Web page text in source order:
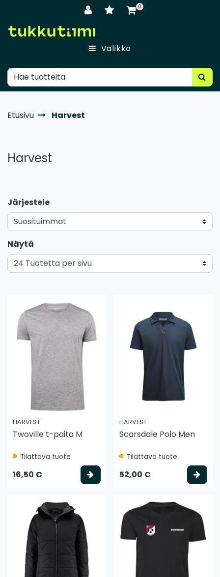
0
Valikko
Etusivu Harvest
Harvest
Järjestele
Näytä
HARVEST
Twoville t-paita M
Tilattava tuote
16,50 € Valitse vaihtoehto
HARVEST
Scarsdale Polo Men
Tilattava tuote
52,00 €